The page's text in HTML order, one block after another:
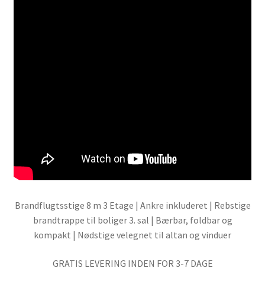
Brandflugtsstige 8 m 3 Etage | Ankre inkluderet | Rebstige
brandtrappe til boliger 3. sal | Bærbar, foldbar og
kompakt | Nødstige velegnet til altan og vinduer
GRATIS LEVERING INDEN FOR 3-7 DAGE